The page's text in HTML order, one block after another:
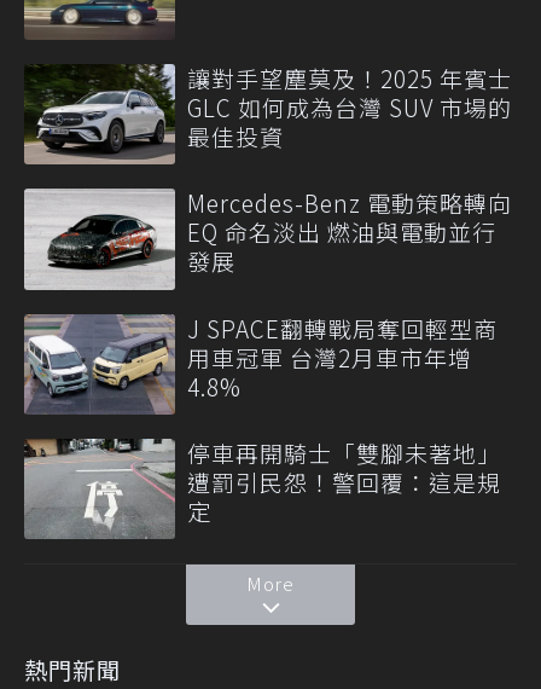
讓對手望塵莫及！2025 年賓士
GLC 如何成為台灣 SUV 市場的
最佳投資
Mercedes-Benz 電動策略轉向
EQ 命名淡出 燃油與電動並行
發展
J SPACE翻轉戰局奪回輕型商
用車冠軍 台灣2月車市年增
4.8%
停車再開騎士「雙腳未著地」
遭罰引民怨！警回覆：這是規
定
More
熱門新聞